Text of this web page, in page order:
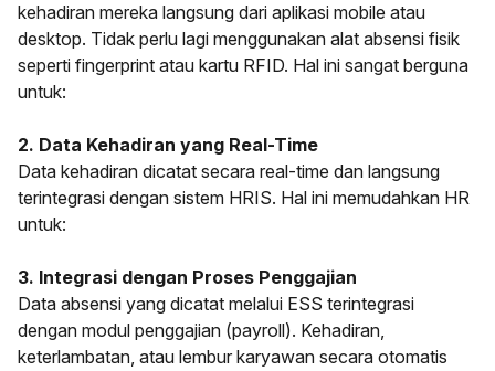
kehadiran mereka langsung dari aplikasi mobile atau
desktop. Tidak perlu lagi menggunakan alat absensi fisik
seperti fingerprint atau kartu RFID. Hal ini sangat berguna
untuk:
2. Data Kehadiran yang Real-Time
Data kehadiran dicatat secara real-time dan langsung
terintegrasi dengan sistem HRIS. Hal ini memudahkan HR
untuk:
3. Integrasi dengan Proses Penggajian
Data absensi yang dicatat melalui ESS terintegrasi
dengan modul penggajian (payroll). Kehadiran,
keterlambatan, atau lembur karyawan secara otomatis